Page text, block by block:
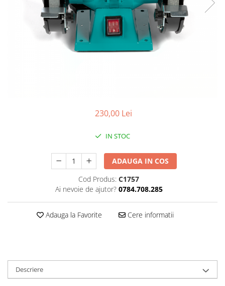
Accesorii Auto
Trimmere electrice
Bormasini cu acumulator
Aparate de sudura
Pompe de stropit si atomizatoare
Polizoare
Pompe si hidrofoare
Storcatoare
Decoratiuni
Masini de tocat
Decoratiuni Craciun
230,00 Lei
IN STOC
ADAUGA IN COS
Cod Produs: C1757
Ai nevoie de ajutor? 0784.708.285
Adauga la Favorite Cere informatii
Descriere